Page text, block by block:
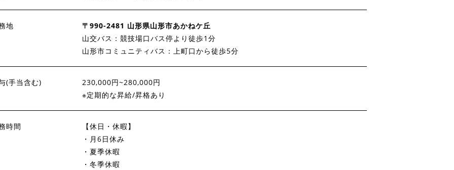
地
〒990-2481 山形県山形市あかねケ丘
山交バス：競技場口バス停より徒歩1分
山形市コミュニティバス：上町口から徒歩5分
(手当含む)
230,000円~280,000円
※定期的な昇給/昇格あり
時間
【休日・休暇】
・月6日休み
・夏季休暇
・冬季休暇